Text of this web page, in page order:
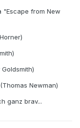
"Escape from New
Newman)
ganz brav...